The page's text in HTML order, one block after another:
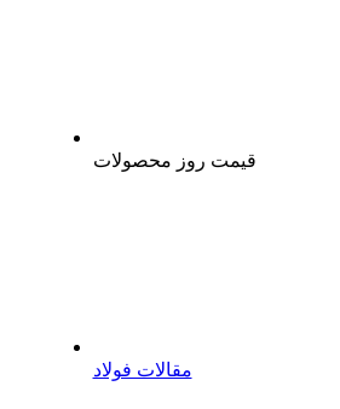
قیمت روز محصولات
مقالات فولاد